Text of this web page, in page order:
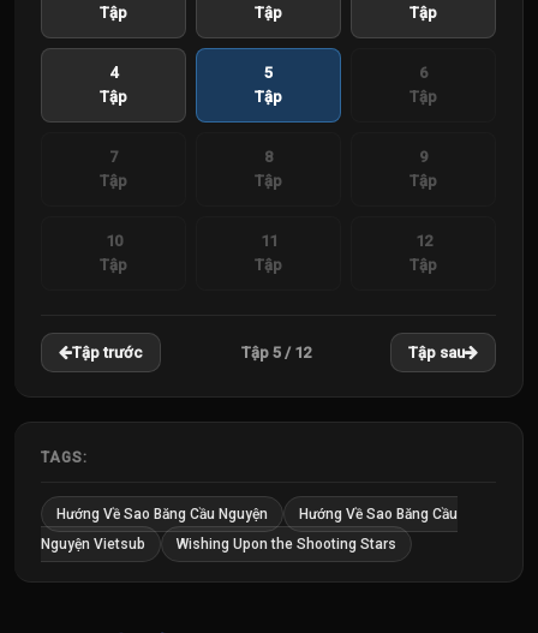
Tập
Tập
Tập
4
Tập
5
Tập
6
Tập
7
Tập
8
Tập
9
Tập
10
Tập
11
Tập
12
Tập
Tập trước Tập 5 / 12 Tập sau
TAGS:
Hướng Về Sao Băng Cầu Nguyện
Hướng Về Sao Băng Cầu
Nguyện Vietsub
Wishing Upon the Shooting Stars